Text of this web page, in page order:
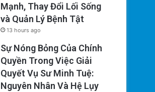
Mạnh, Thay Đổi Lối Sống
và Quản Lý Bệnh Tật
13 hours ago
Sự Nóng Bỏng Của Chính
Quyền Trong Việc Giải
Quyết Vụ Sư Minh Tuệ:
Nguyên Nhân Và Hệ Lụy